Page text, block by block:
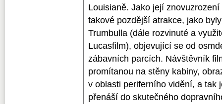
Louisianě. Jako její
takové pozdější atrakce, jako
Trumbulla (dále rozvinuté a
Lucasfilm), objevující se od
zábavních parcích. Návštěvník
promítanou na stěny kabiny,
v oblasti periferního vidění, a tak
přenáší do skutečného